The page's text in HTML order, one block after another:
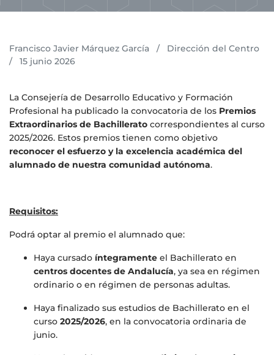
Francisco Javier Márquez García /
Dirección del Centro
/
15 junio 2026
La Consejería de Desarrollo Educativo y Formación
Profesional ha publicado la convocatoria de los Premios
Extraordinarios de Bachillerato correspondientes al curso
2025/2026. Estos premios tienen como objetivo
reconocer el esfuerzo y la excelencia académica del
alumnado de nuestra comunidad autónoma.
Requisitos:
Podrá optar al premio el alumnado que:
Haya cursado íntegramente el Bachillerato en
centros docentes de Andalucía, ya sea en régimen
ordinario o en régimen de personas adultas.
Haya finalizado sus estudios de Bachillerato en el
curso 2025/2026, en la convocatoria ordinaria de
junio.